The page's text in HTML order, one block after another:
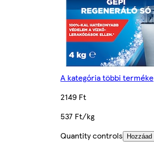
A kategória többi terméke
2149 Ft
537 Ft/kg
Quantity controls
Hozzáad